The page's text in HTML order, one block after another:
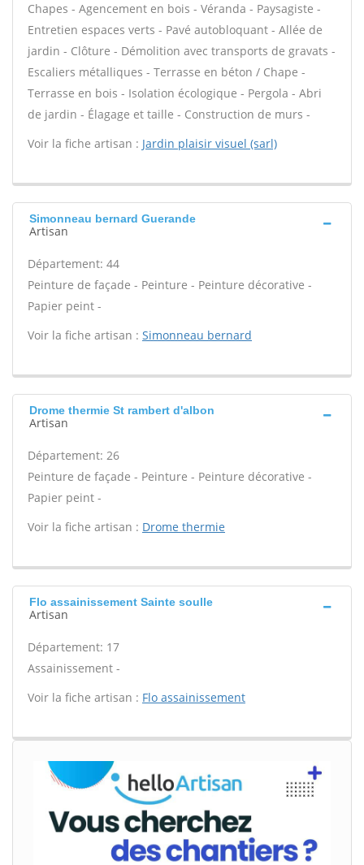
Chapes - Agencement en bois - Véranda - Paysagiste -
Entretien espaces verts - Pavé autobloquant - Allée de
jardin - Clôture - Démolition avec transports de gravats -
Escaliers métalliques - Terrasse en béton / Chape -
Terrasse en bois - Isolation écologique - Pergola - Abri
de jardin - Élagage et taille - Construction de murs -
Voir la fiche artisan : Jardin plaisir visuel (sarl)
Simonneau bernard Guerande
Artisan
Département: 44
Peinture de façade - Peinture - Peinture décorative -
Papier peint -
Voir la fiche artisan : Simonneau bernard
Drome thermie St rambert d'albon
Artisan
Département: 26
Peinture de façade - Peinture - Peinture décorative -
Papier peint -
Voir la fiche artisan : Drome thermie
Flo assainissement Sainte soulle
Artisan
Département: 17
Assainissement -
Voir la fiche artisan : Flo assainissement